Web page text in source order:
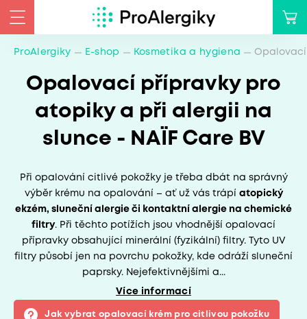
ProAlergiky E-shop Kosmetika a hygiena
Opalovací přípravky pro
atopiky a při alergii na
slunce - NAÏF Care BV
Při opalování citlivé pokožky je třeba dbát na správný
výběr krému na opalování – ať už vás trápí atopický
ekzém, sluneční alergie či kontaktní alergie na chemické
filtry. Při těchto potížích jsou vhodnější opalovací
přípravky obsahující minerální (fyzikální) filtry. Tyto UV
filtry působí jen na povrchu pokožky, kde odráží sluneční
paprsky. Nejefektivnějšími a...
Více informací
Jak vybrat opalovací krém pro citlivou pokožku